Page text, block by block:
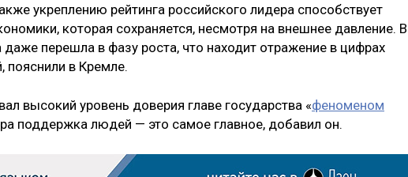
укреплению рейтинга российского лидера способствует
которая сохраняется, несмотря на внешнее давление. В
перешла в фазу роста, что находит отражение в цифрах
пояснили в Кремле.
высокий уровень доверия главе государства «феноменом
поддержка людей — это самое главное, добавил он.